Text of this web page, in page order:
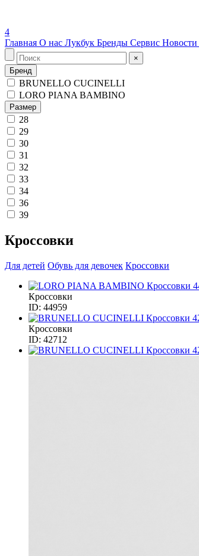
4
Главная О нас Лукбук Бренды Сервис Новости
×
Бренд
BRUNELLO CUCINELLI
LORO PIANA BAMBINO
Размер
28
29
30
31
32
33
34
36
39
Кроссовки
Для детей Обувь для девочек Кроссовки
Кроссовки
ID: 44959
Кроссовки
ID: 42712